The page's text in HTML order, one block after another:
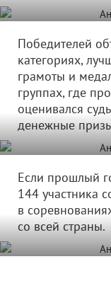
Победителей
категориях,
грамоты и
группах, где
оценивался
денежные
Если прошлый
144 участника
в
со всей страны.